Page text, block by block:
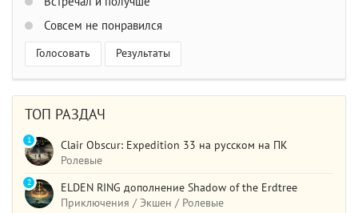
Совсем не понравился
Голосовать Результаты
ТОП РАЗДАЧ
Clair Obscur: Expedition 33 на русском на ПК
Ролевые
1
ELDEN RING дополнение Shadow of the Erdtree
Приключения / Экшен / Ролевые
2